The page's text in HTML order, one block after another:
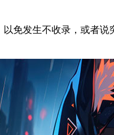
免发生不收录，或者